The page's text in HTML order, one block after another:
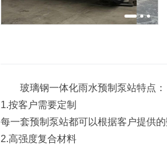
玻璃钢一体化雨水预制泵站特点：
1.按客户需要定制
每一套预制泵站都可以根据客户提供
2.高强度复合材料